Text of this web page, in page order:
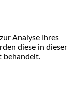
Analyse Ihres
diese in dieser
behandelt.